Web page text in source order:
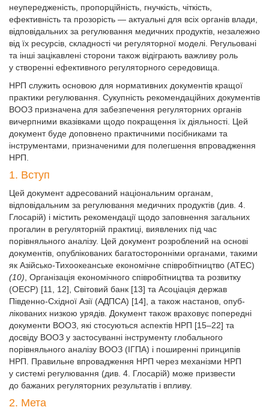
неупередженість, пропорційність, гнучкість, чіткість,
ефективність та прозорість — актуальні для всіх органів влади,
відповідальних за регулювання медичних продуктів, незалежно
від їх ресурсів, складності чи регуляторної моделі. Регульовані
та інші зацікавлені сторони також відіграють важливу роль
у створенні ефективного регуляторного середовища.
НРП служить основою для нормативних документів кращої
практики регулювання. Сукупність рекомендаційних документів
ВООЗ призначена для забезпечення регуляторних органів
вичерпними вказівками щодо покращення їх діяльності. Цей
документ буде доповнено практичними посібниками та
інструментами, призначеними для полегшення впровадження
НРП.
1. Вступ
Цей документ адресований національним органам,
відповідальним за регулювання медичних продуктів (див. 4.
Глосарій) і містить рекомендації щодо заповнення загальних
прогалин в регуляторній практиці, виявлених під час
порівняльного аналізу. Цей документ розроблений на основі
документів, опублікованих багатосторонніми органами, такими
як Азійсько-Тихоокеанське економічне співробітництво (АТЕС)
(10) , Організація економічного співробітництва та розвитку
(ОЕСР) [11, 12], Світовий банк [13] та Асоціація держав
Південно-Східної Азії (АДПСА) [14], а також настанов, опуб­
лікованих низкою урядів. Документ також враховує попередні
документи ВООЗ, які стосуються аспектів НРП [15–22] та
досвіду ВООЗ у застосуванні інструменту глобального
порівняльного аналізу ВООЗ (ІГПА) і поширенні принципів
НРП. Правильне впровадження НРП через механізми НРП
у системі регулювання (див. 4. Глосарій) може призвести
до бажаних регуляторних результатів і впливу.
2. Мета